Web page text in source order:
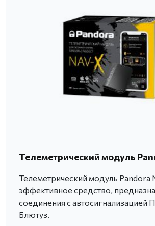
Телеметрический модуль
Телеметрический модуль Pandora
эффективное средство,
соединения с автосигнализацией
Блютуз.